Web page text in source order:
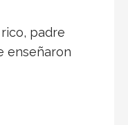
padre
enseñaron